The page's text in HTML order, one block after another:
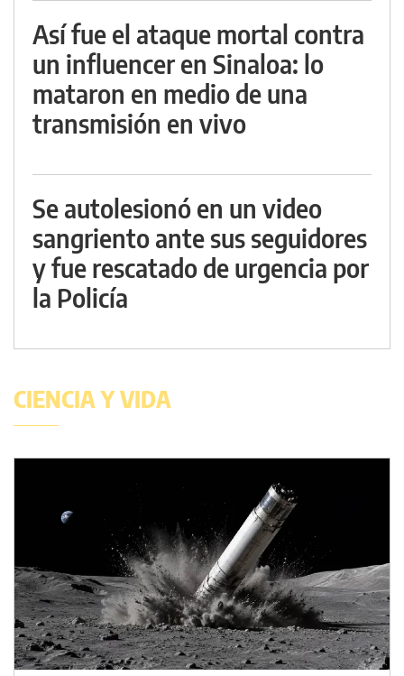
Así fue el ataque mortal contra
un influencer en Sinaloa: lo
mataron en medio de una
transmisión en vivo
Se autolesionó en un video
sangriento ante sus seguidores
y fue rescatado de urgencia por
la Policía
CIENCIA Y VIDA